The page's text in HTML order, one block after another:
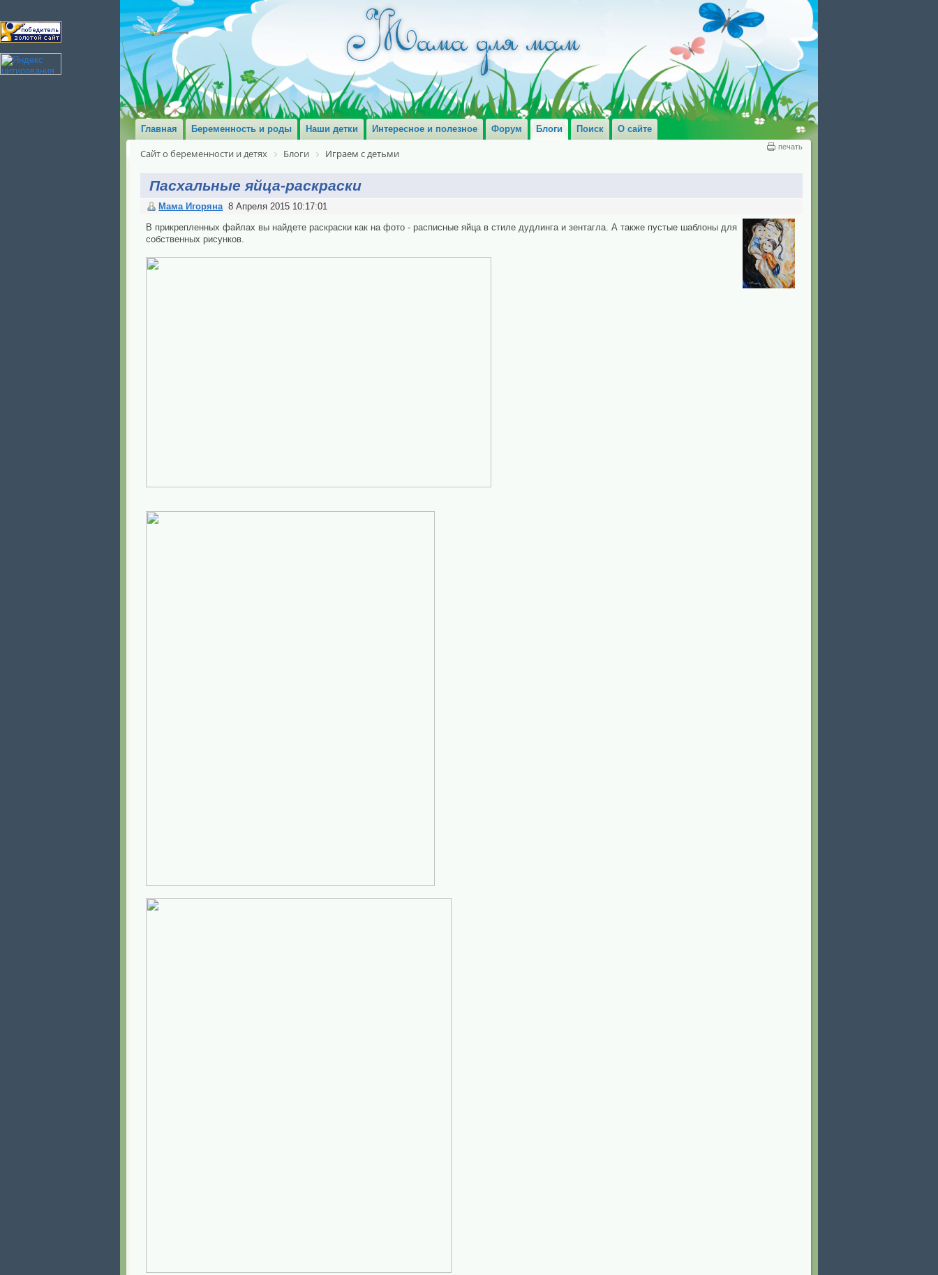
Главная Беременность и роды Наши детки Интересное и полезное Форум Блоги Поиск О сайте
печать
Сайт о беременности и детях Блоги Играем с детьми
Пасхальные яйца-раскраски
Мама Игоряна 8 Апреля 2015 10:17:01
В прикрепленных файлах вы найдете раскраски как на фото - расписные яйца в стиле дудлинга и зентагла. А также пустые шаблоны для
собственных рисунков.